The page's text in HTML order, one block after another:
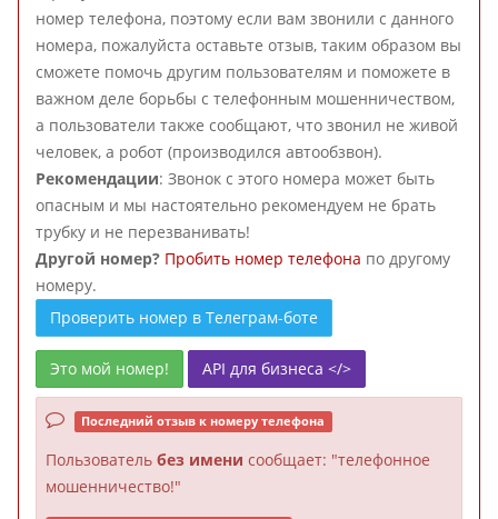
номер телефона, поэтому если вам звонили с данного
номера, пожалуйста оставьте отзыв, таким образом вы
сможете помочь другим пользователям и поможете в
важном деле борьбы с телефонным мошенничеством,
а пользователи также сообщают, что звонил не живой
человек, а робот (производился автообзвон).
Рекомендации: Звонок с этого номера может быть
опасным и мы настоятельно рекомендуем не брать
трубку и не перезванивать!
Другой номер? Пробить номер телефона по другому
номеру.
Проверить номер в Телеграм-боте
Это мой номер! API для бизнеса </>
Последний отзыв к номеру телефона
Пользователь без имени сообщает: "телефонное
мошенничество!"